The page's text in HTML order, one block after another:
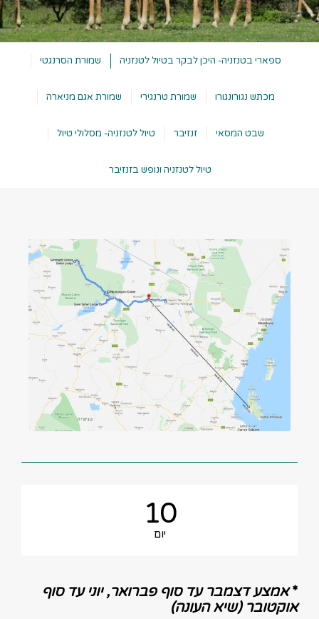
ספארי בטנזניה- היכן לבקר בטיול לטנזניה שמורת הסרנגטי
מכתש נגורונגורו שמורת טרנגירי שמורת אגם מניארה
שבט המסאי זנזיבר טיול לטנזניה- מסלולי טיול
טיול לטנזניה ונופש בזנזיבר
10
יום
*אמצע דצמבר עד סוף פברואר, יוני עד סוף
אוקטובר (שיא העונה)